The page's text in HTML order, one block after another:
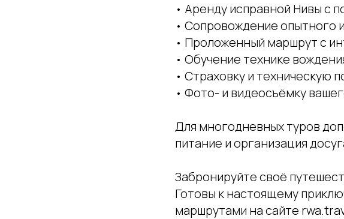
• Аренду исправной Нивы с
• Сопровождение опытного
• Проложенный маршрут с
• Обучение технике
• Страховку и техническую
• Фото- и видеосъёмку
Для многодневных туров
питание и организация
Забронируйте своё
Готовы к настоящему
маршрутами на сайте